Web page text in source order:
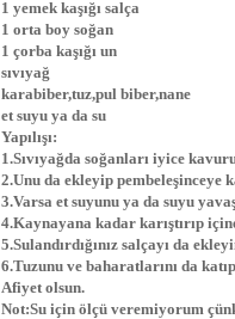
1 yemek kaşığı salça
1 orta boy soğan
1 çorba kaşığı un
sıvıyağ
karabiber,tuz,pul biber,nane
et suyu ya da su
Yapılışı:
1.Sıvıyağda soğanları iyice
2.Unu da ekleyip pembeleşinceye
3.Varsa et suyunu ya da suyu
4.Kaynayana kadar karıştırıp
5.Sulandırdığınız salçayı da
6.Tuzunu ve baharatlarını da
Afiyet olsun.
Not:Su için ölçü veremiyorum